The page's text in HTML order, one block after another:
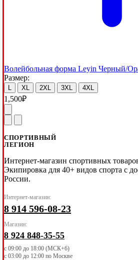
Волейбольная форма Leyin Черный/
Размер:
XL 2XL 3XL 4XL
1,500₽
СПОРТИВНЫЙ
ЛЕГИОН
Интернет-магазин спортивных
Экипировка для 40+ видов спорта с
России.
Интернет-магазин:
8 914 596-08-23
Магазин:
8 924 848-35-55
с 09:00 до 18:00 (МСК+6)
с 03:00 до 12:00 по Москве